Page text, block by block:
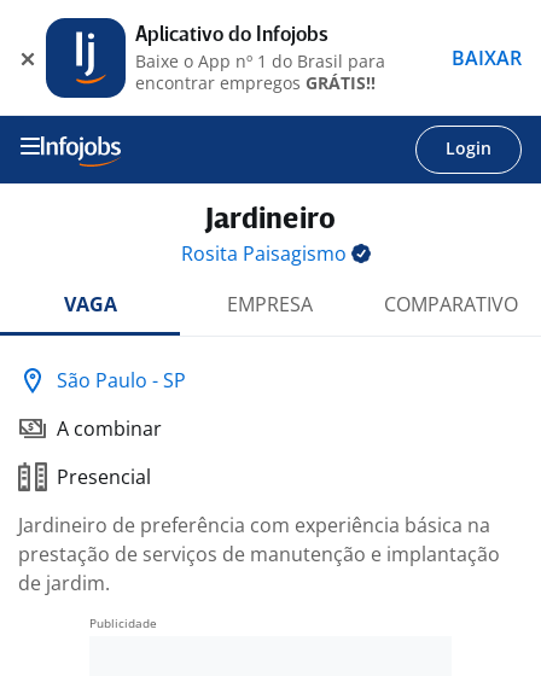
Login
Jardineiro
Rosita Paisagismo
VAGA
EMPRESA COMPARATIVO
São Paulo - SP
A combinar
Presencial
Jardineiro de preferência com experiência básica na
prestação de serviços de manutenção e implantação
de jardim.
Aplicativo do Infojobs
Baixe o App nº 1 do Brasil para
encontrar empregos GRÁTIS!!
BAIXAR